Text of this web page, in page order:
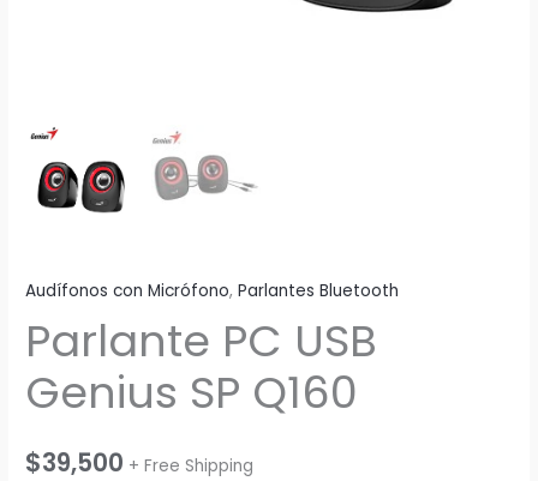
Audífonos con Micrófono,Parlantes Bluetooth
Parlante PC USB
Genius SP Q160
$39,500 + Free Shipping